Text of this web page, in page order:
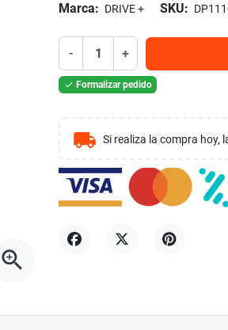
zoom_in
Marca: DRIVE + SKU:
- +
 Formalizar pedido
local_shipping Si realiza la compra hoy,